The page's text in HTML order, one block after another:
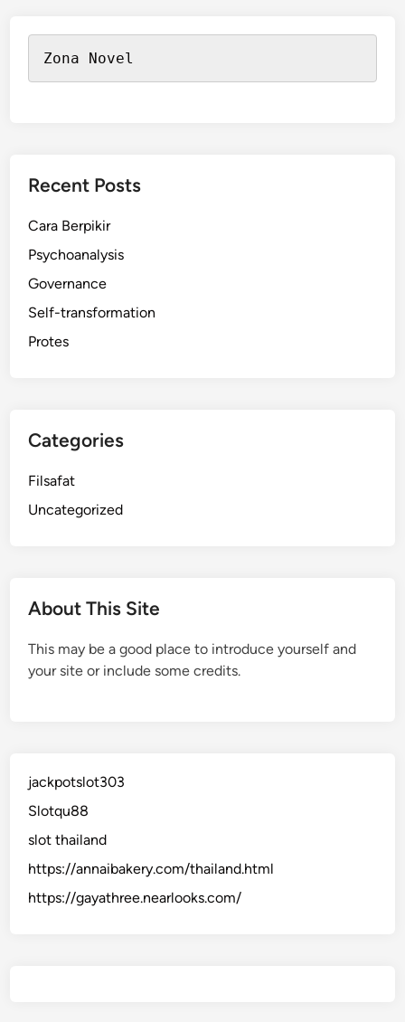
Zona Novel
Recent Posts
Cara Berpikir
Psychoanalysis
Governance
Self-transformation
Protes
Categories
Filsafat
Uncategorized
About This Site
This may be a good place to introduce yourself and
your site or include some credits.
jackpotslot303
Slotqu88
slot thailand
https://annaibakery.com/thailand.html
https://gayathree.nearlooks.com/